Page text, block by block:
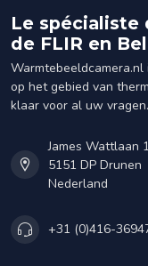
Le spécialiste
de FLIR en
op het gebied van
klaar voor al uw vragen.
James Wattlaan
5151 DP Drunen
Nederland
+31 (0)416-